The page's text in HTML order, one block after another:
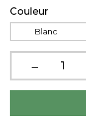
Couleur
Blanc